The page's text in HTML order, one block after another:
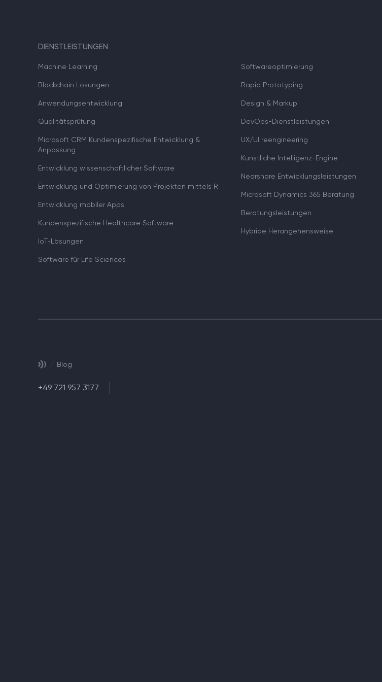
DIENSTLEISTUNGEN
Machine Learning
Blockchain Lösungen
Anwendungsentwicklung
Qualitätsprüfung
Microsoft CRM Kundenspezifische Entwicklung &
Anpassung
Entwicklung wissenschaftlicher Software
Entwicklung und Optimierung von Projekten mittels R
Entwicklung mobiler Apps
Kundenspezifische Healthcare Software
IoT-Lösungen
Software für Life Sciences
Softwareoptimierung
Rapid Prototyping
Design & Markup
DevOps-Dienstleistungen
UX/UI reengineering
Künstliche Intelligenz-Engine
Nearshore Entwicklungsleistungen
Microsoft Dynamics 365 Beratung
Beratungsleistungen
Hybride Herangehensweise
Blog
+49 721 957 3177